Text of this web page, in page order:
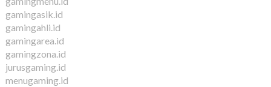
gamingasik.id
gamingahli.id
gamingarea.id
gamingzona.id
jurusgaming.id
menugaming.id